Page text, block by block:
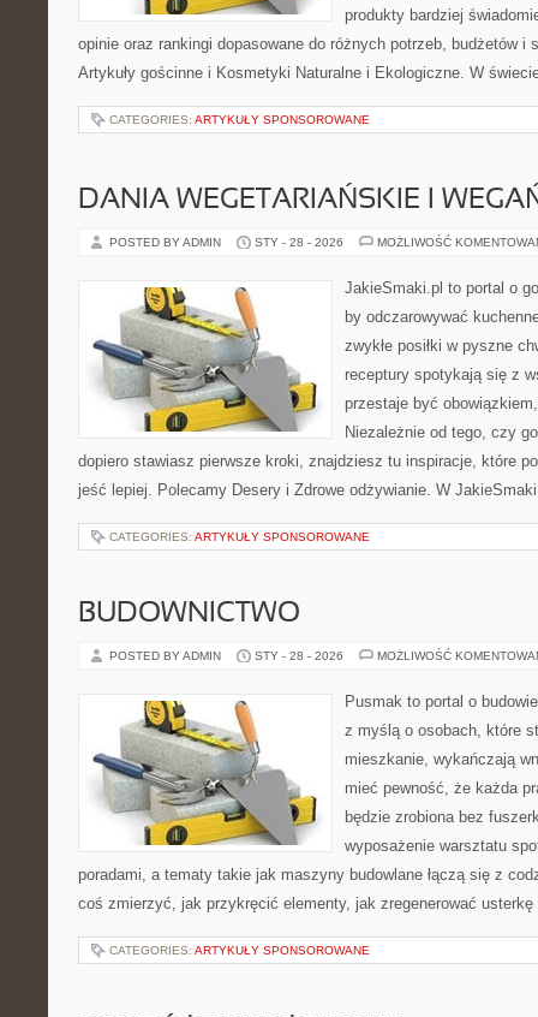
produkty bardziej
opinie oraz rankingi dopasowane do różnych potrzeb, budżetów i
Artykuły gościnne i Kosmetyki Naturalne i Ekologiczne. W
CATEGORIES: ARTYKUŁY SPONSOROWANE
DANIA WEGETARIAŃSKIE I
POSTED BY ADMIN STY - 28 - 2026 MOŻLIWOŚĆ
JakieSmaki.pl to portal o
by odczarowywać
zwykłe posiłki w pyszne
receptury spotykają się z
przestaje być
Niezależnie od tego, czy
dopiero stawiasz pierwsze kroki, znajdziesz tu inspiracje, które
jeść lepiej. Polecamy Desery i Zdrowe odżywianie. W
CATEGORIES: ARTYKUŁY SPONSOROWANE
BUDOWNICTWO
POSTED BY ADMIN STY - 28 - 2026 MOŻLIWOŚĆ
Pusmak to portal o
z myślą o osobach, które
mieszkanie, wykańczają
mieć pewność, że każda
będzie zrobiona bez
wyposażenie warsztatu
poradami, a tematy takie jak maszyny budowlane łączą się z
coś zmierzyć, jak przykręcić elementy, jak zregenerować
CATEGORIES: ARTYKUŁY SPONSOROWANE